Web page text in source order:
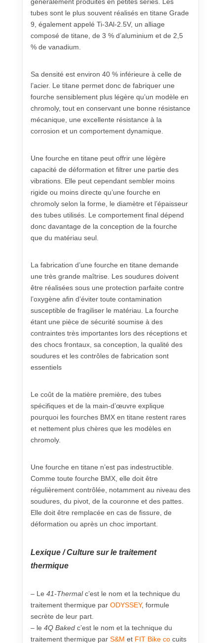
tubes sont le plus souvent réalisés en titane Grade
9, également appelé Ti-3Al-2.5V, un alliage
composé de titane, de 3 % d’aluminium et de 2,5
% de vanadium.
Sa densité est environ 40 % inférieure à celle de
l’acier. Le titane permet donc de fabriquer une
fourche sensiblement plus légère qu’un modèle en
chromoly, tout en conservant une bonne résistance
mécanique, une excellente résistance à la
corrosion et un comportement dynamique.
Une fourche en titane peut offrir une légère
capacité de déformation et filtrer une partie des
vibrations. Elle peut cependant sembler moins
rigide ou moins directe qu’une fourche en
chromoly selon la forme, le diamètre et l’épaisseur
des tubes utilisés. Le comportement final dépend
donc davantage de la conception de la fourche
que du matériau seul.
La fabrication d’une fourche en titane demande
une très grande maîtrise. Les soudures doivent
être réalisées sous une protection parfaite contre
l’oxygène afin d’éviter toute contamination
susceptible de fragiliser le matériau. La fourche
étant une pièce de sécurité soumise à des
contraintes très importantes lors des réceptions et
des chocs frontaux, sa conception, la qualité des
soudures et les contrôles de fabrication sont
essentiels
Le coût de la matière première, des tubes
spécifiques et de la main-d’œuvre explique
pourquoi les fourches BMX en titane restent rares
et nettement plus chères que les modèles en
chromoly.
Une fourche en titane n’est pas indestructible.
Comme toute fourche BMX, elle doit être
régulièrement contrôlée, notamment au niveau des
soudures, du pivot, de la couronne et des pattes.
Elle doit être remplacée en cas de fissure, de
déformation ou après un choc important.
Lexique / Culture sur le traitement
thermique
– Le 41-Thermalc’est le nom et la technique du
traitement thermique par ODYSSEY, formule
secrète de leur part.
– le 4Q Bakedc’est le nom et la technique du
traitement thermique par S&M et FIT Bike cocuits